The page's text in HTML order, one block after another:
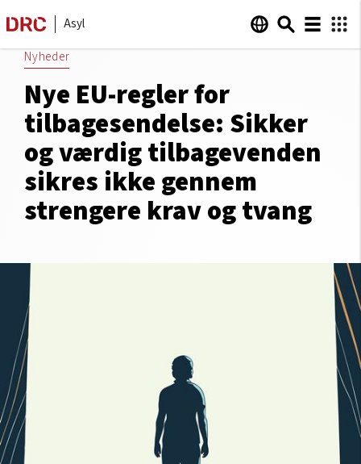
Asyl
Nyheder
Nye EU-regler for
tilbagesendelse: Sikker
og værdig tilbagevenden
sikres ikke gennem
strengere krav og tvang